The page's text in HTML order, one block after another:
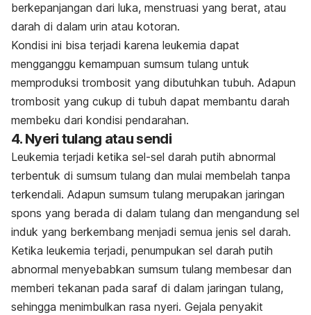
berkepanjangan dari luka, menstruasi yang berat, atau
darah di dalam urin atau kotoran.
Kondisi ini bisa terjadi karena leukemia dapat
mengganggu kemampuan sumsum tulang untuk
memproduksi trombosit yang dibutuhkan tubuh. Adapun
trombosit yang cukup di tubuh dapat membantu darah
membeku dari kondisi pendarahan.
4. Nyeri tulang atau sendi
Leukemia terjadi ketika sel-sel darah putih abnormal
terbentuk di sumsum tulang dan mulai membelah tanpa
terkendali. Adapun sumsum tulang merupakan jaringan
spons yang berada di dalam tulang dan mengandung sel
induk yang berkembang menjadi semua jenis sel darah.
Ketika leukemia terjadi, penumpukan sel darah putih
abnormal menyebabkan sumsum tulang membesar dan
memberi tekanan pada saraf di dalam jaringan tulang,
sehingga menimbulkan rasa nyeri. Gejala penyakit